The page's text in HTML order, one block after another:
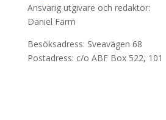
Ansvarig utgivare och redaktör:
Daniel Färm
Besöksadress: Sveavägen 68
Postadress: c/o ABF Box 522,